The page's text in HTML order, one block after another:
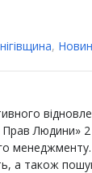
,
Прав Людини»
менеджменту.
а також